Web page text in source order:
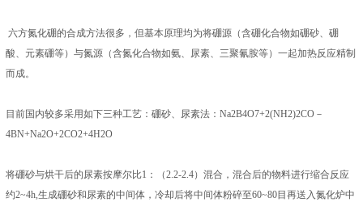
六方氮化硼的合成方法很多，但基本原理均为将硼源（含硼化合物如硼砂、硼
酸、元素硼等）与氮源（含氮化合物如氨、尿素、三聚氰胺等）一起加热反应精制
而成。
目前国内较多采用如下三种工艺：硼砂、尿素法：Na2B4O7+2(NH2)2CO－
4BN+Na2O+2CO2+4H2O
将硼砂与烘干后的尿素按摩尔比1：（2.2-2.4）混合，混合后的物料进行缩合反应
约2~4h,生成硼砂和尿素的中间体，冷却后将中间体粉碎至60~80目再送入氮化炉中